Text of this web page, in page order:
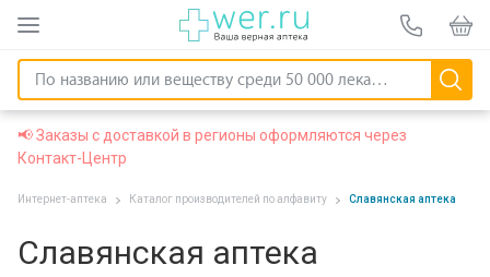
📢 Заказы с доставкой в регионы оформляются через
Контакт-Центр
Интернет-аптека Каталог производителей по алфавиту Славянская аптека
Славянская аптека